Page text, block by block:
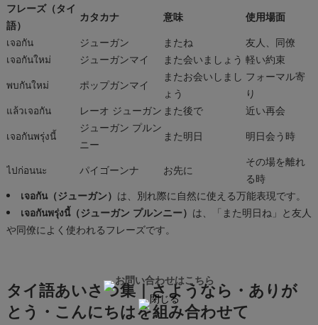
フレーズ（タイ
語）
カタカナ 意味
使用場面
เจอกัน
ジューガン またね
友人、同僚
เจอกันใหม่
ジューガンマイ また会いましょう 軽い約束
พบกันใหม่
ポップガンマイ
またお会いしまし
ょう
フォーマル寄
り
แล้วเจอกัน
レーオ ジューガン また後で
近い再会
เจอกันพรุ่งนี้
ジューガン プルン
ニー
また明日 明日会う時
ไปก่อนนะ パイゴーンナ お先に
その場を離れ
る時
เจอกัน（ジューガン） は、別れ際に自然に使える万能表現です。
เจอกันพรุ่งนี้（ジューガン プルンニー） は、「また明日ね」と友人
や同僚によく使われるフレーズです。
タイ語あいさつ集｜さようなら・ありが
とう・こんにちはを組み合わせて